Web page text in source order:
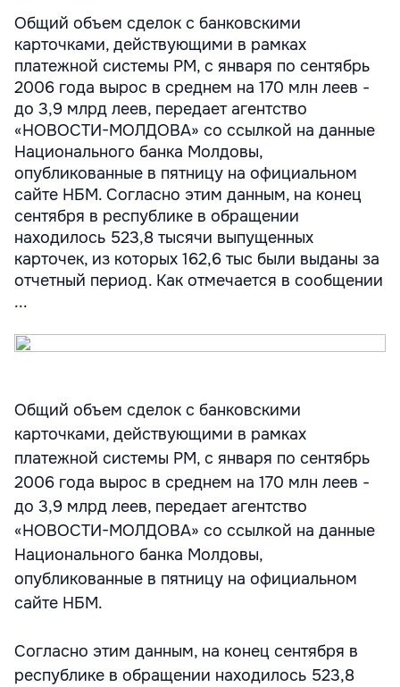
Общий объем сделок с банковскими
карточками, действующими в рамках
платежной системы РМ, с января по сентябрь
2006 года вырос в среднем на 170 млн леев -
до 3,9 млрд леев, передает агентство
«НОВОСТИ-МОЛДОВА» со ссылкой на данные
Национального банка Молдовы,
опубликованные в пятницу на официальном
сайте НБМ. Согласно этим данным, на конец
сентября в республике в обращении
находилось 523,8 тысячи выпущенных
карточек, из которых 162,6 тыс были выданы за
отчетный период. Как отмечается в сообщении
...
Общий объем сделок с банковскими
карточками, действующими в рамках
платежной системы РМ, с января по сентябрь
2006 года вырос в среднем на 170 млн леев -
до 3,9 млрд леев, передает агентство
«НОВОСТИ-МОЛДОВА» со ссылкой на данные
Национального банка Молдовы,
опубликованные в пятницу на официальном
сайте НБМ.
Согласно этим данным, на конец сентября в
республике в обращении находилось 523,8